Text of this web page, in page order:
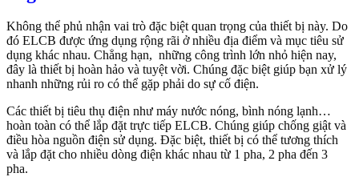
Không thể phủ nhận vai trò đặc biệt quan trọng của thiết bị này. Do
đó ELCB được ứng dụng rộng rãi ở nhiều địa điểm và mục tiêu sử
dụng khác nhau. Chẳng hạn, những công trình lớn nhỏ hiện nay,
đây là thiết bị hoàn hảo và tuyệt vời. Chúng đặc biệt giúp bạn xử lý
nhanh những rủi ro có thể gặp phải do sự cố điện.
Các thiết bị tiêu thụ điện như máy nước nóng, bình nóng lạnh…
hoàn toàn có thể lắp đặt trực tiếp ELCB. Chúng giúp chống giật và
điều hòa nguồn điện sử dụng. Đặc biệt, thiết bị có thể tương thích
và lắp đặt cho nhiều dòng điện khác nhau từ 1 pha, 2 pha đến 3
pha.